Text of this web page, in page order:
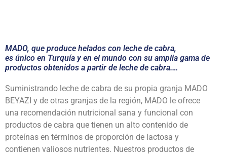
MADO, que produce helados con leche de cabra,
es único en Turquía y en el mundo con su amplia gama de
productos obtenidos a partir de leche de cabra.…
Suministrando leche de cabra de su propia granja MADO
BEYAZI y de otras granjas de la región, MADO le ofrece
una recomendación nutricional sana y funcional con
productos de cabra que tienen un alto contenido de
proteínas en términos de proporción de lactosa y
contienen valiosos nutrientes. Nuestros productos de